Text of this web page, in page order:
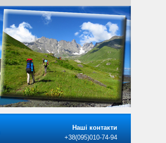
Наші контакти
+38(095)010-74-94